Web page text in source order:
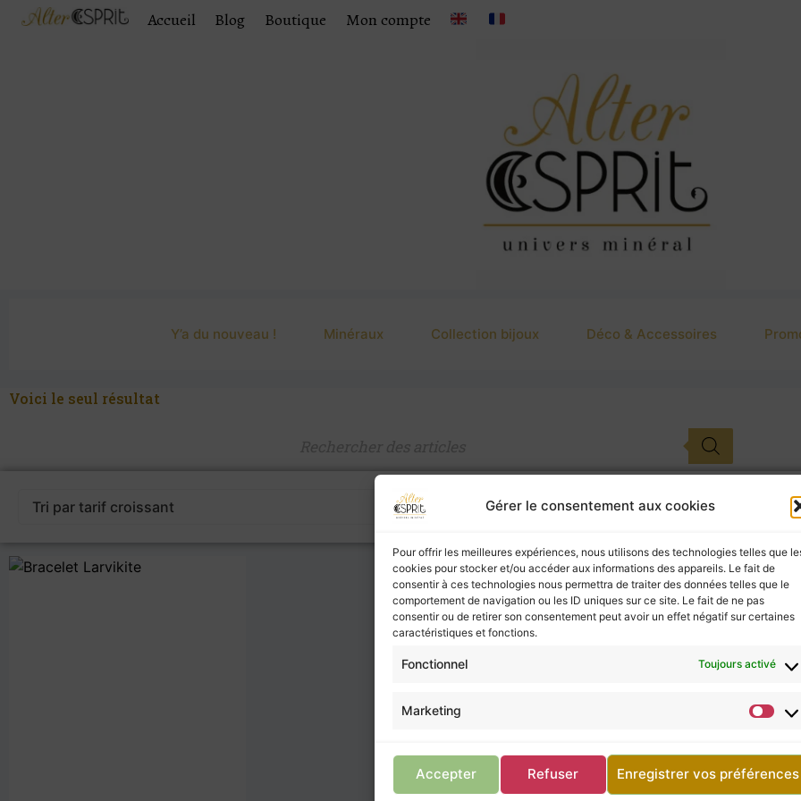
Gérer le consentement aux cookies
Pour offrir les meilleures expériences, nous utilisons des technologies telles que
cookies pour stocker et/ou accéder aux informations des appareils. Le fait de
consentir à ces technologies nous permettra de traiter des données telles que le
comportement de navigation ou les ID uniques sur ce site. Le fait de ne pas
consentir ou de retirer son consentement peut avoir un effet négatif sur certaines
caractéristiques et fonctions.
Fonctionnel Toujours activé
Marketing
Accepter Refuser Enregistrer vos préférences
Accueil Blog Boutique Mon compte
Y’a du nouveau ! Minéraux Collection bijoux Déco & Accessoires
Voici le seul résultat